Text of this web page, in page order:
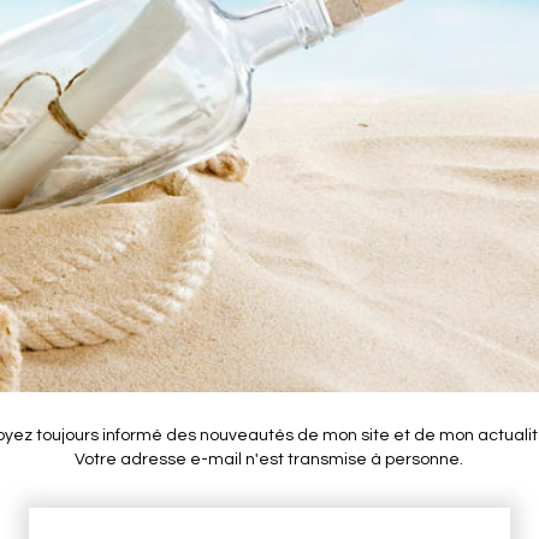
toujours informé des nouveautés de mon site et de mon
Votre adresse e-mail n'est transmise à personne.